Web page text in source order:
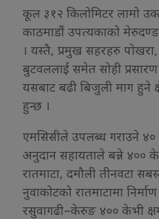
कूल ३१२ किलोमिटर लामो
काठमाडौं उपत्यकाको
। यस्तै, प्रमुख सहरहरु
बुटवललाई समेत सोही प्रसारण
यसबाट बढी बिजुली माग हुने
हुन्छ ।
एमसिसीले उपलब्ध गराउने
अनुदान सहायताले बन्ने ४००
रातमाटा, दमौली तीनवटा
नुवाकोटको रातमाटामा
रसुवागढी–केरुङ ४०० केभी